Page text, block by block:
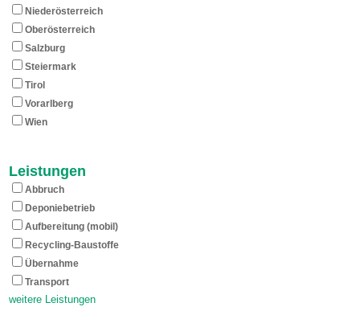
Nieder­österreich
Ober­österreich
Salzburg
Steiermark
Tirol
Vorarlberg
Wien
Leistungen
Abbruch
Deponiebetrieb
Aufbereitung (mobil)
Recycling-Baustoffe
Übernahme
Transport
weitere Leistungen